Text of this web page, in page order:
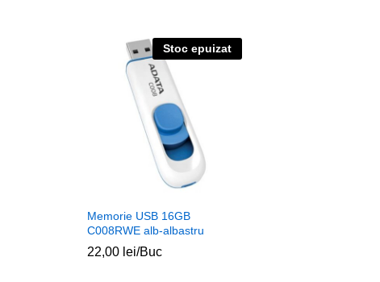
Stoc epuizat
Memorie USB 16GB
C008RWE alb-albastru
22,00 lei/Buc